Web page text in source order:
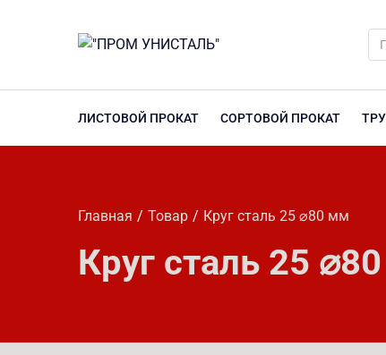
ЛИСТОВОЙ ПРОКАТ СОРТОВОЙ ПРОКАТ
Главная Товар Круг сталь 25 ⌀80 мм
Круг сталь 25